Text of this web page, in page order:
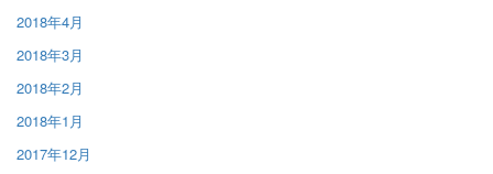
2018年4月
2018年3月
2018年2月
2018年1月
2017年12月